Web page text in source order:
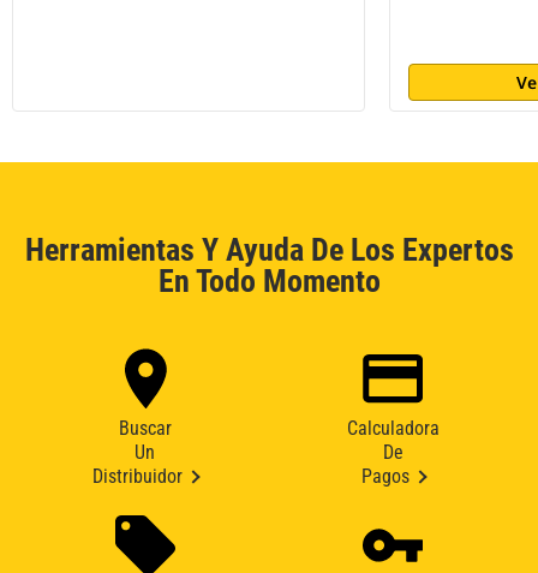
Herramientas Y Ayuda De Los Expertos
En Todo Momento
Buscar
Un
Distribuidor
Calculadora
De
Pagos